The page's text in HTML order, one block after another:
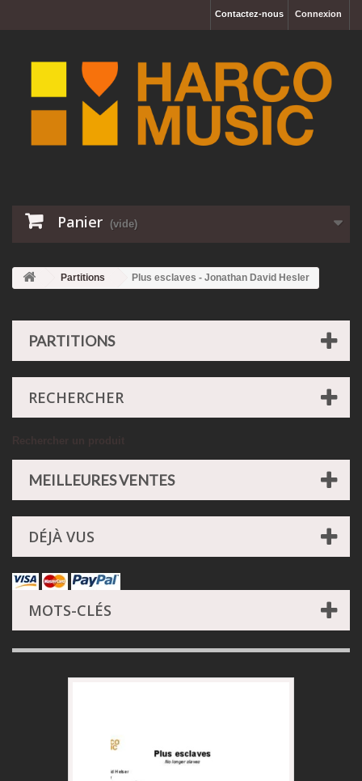
Connexion
Contactez-nous
Panier (vide)
Partitions Plus esclaves - Jonathan David Hesler
PARTITIONS
RECHERCHER
MEILLEURES VENTES
DÉJÀ VUS
MOTS-CLÉS